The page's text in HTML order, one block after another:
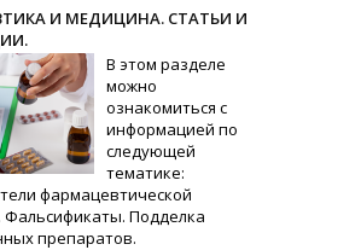
И МЕДИЦИНА. СТАТЬИ И
В этом разделе
можно
ознакомиться с
информацией по
следующей
тематике:
фармацевтической
Фальсификаты. Подделка
препаратов.